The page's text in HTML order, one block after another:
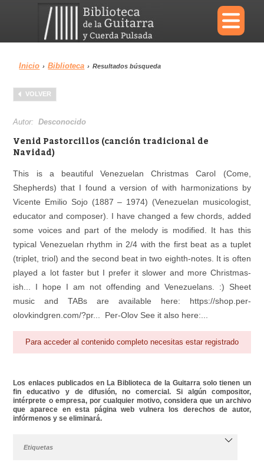
×
Menu
Biblioteca
Inicio › Biblioteca › Resultados búsqueda
VOLVER
Autor:Desconocido
Venid Pastorcillos (canción tradicional de
Navidad)
This is a beautiful Venezuelan Christmas Carol (Come,
Shepherds) that I found a version of with harmonizations by
Vicente Emilio Sojo (1887 – 1974) (Venezuelan musicologist,
educator and composer). I have changed a few chords, added
some voices and part of the melody is modified. It has this
typical Venezuelan rhythm in 2/4 with the first beat as a tuplet
(triplet, triol) and the second beat in two eighth-notes. It is often
played a lot faster but I prefer it slower and more Christmas-
ish... I hope I am not offending and Venezuelans. :) Sheet
music and TABs are available here: https://shop.per-
olovkindgren.com/?pr... Per-Olov See it also here:...
Para acceder al contenido completo necesitas estar registrado
Los enlaces publicados en La Biblioteca de la Guitarra solo tienen un
fin educativo y de difusión, no comercial. Si algún compositor,
intérprete o empresa, por cualquier motivo, considera que un archivo
que aparece en esta página web vulnera los derechos de autor,
infórmenos y se eliminará.
Etiquetas